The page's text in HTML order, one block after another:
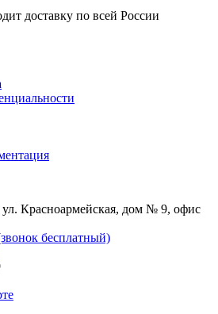
доставку по всей России
ул. Красноармейская, дом № 9, офис
бесплатный)